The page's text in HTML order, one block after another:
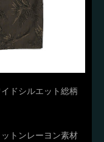
ドシルエット総柄
トンレーヨン素材